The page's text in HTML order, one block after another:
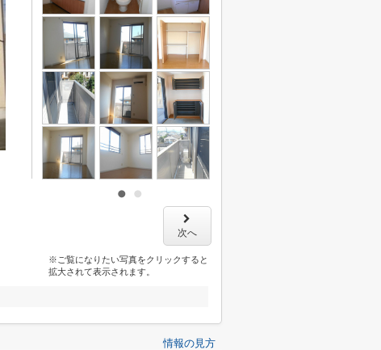
次へ
※ご覧になりたい写真をクリックすると
拡大されて表示されます。
情報の見方